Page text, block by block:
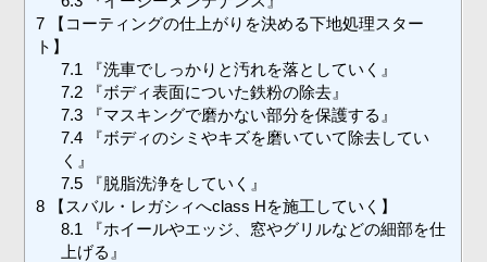
7 【コーティングの仕上がりを決める下地処理スター
ト】
7.1 『洗車でしっかりと汚れを落としていく』
7.2 『ボディ表面についた鉄粉の除去』
7.3 『マスキングで磨かない部分を保護する』
7.4 『ボディのシミやキズを磨いていて除去してい
く』
7.5 『脱脂洗浄をしていく』
8 【スバル・レガシィへclass Hを施工していく】
8.1 『ホイールやエッジ、窓やグリルなどの細部を仕
上げる』